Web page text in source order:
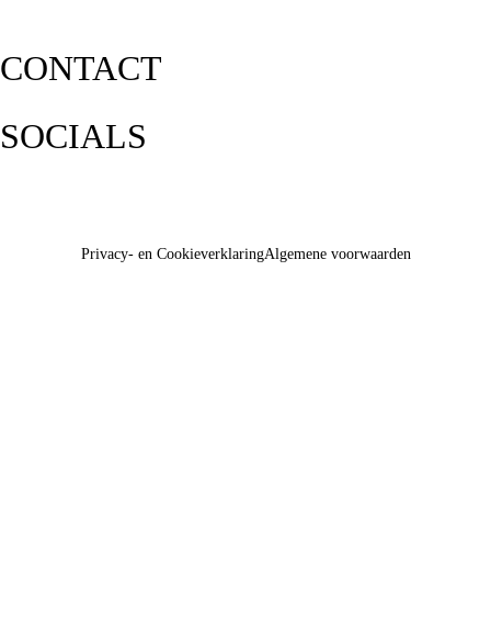
CONTACT
SOCIALS
Privacy- en CookieverklaringAlgemene voorwaarden